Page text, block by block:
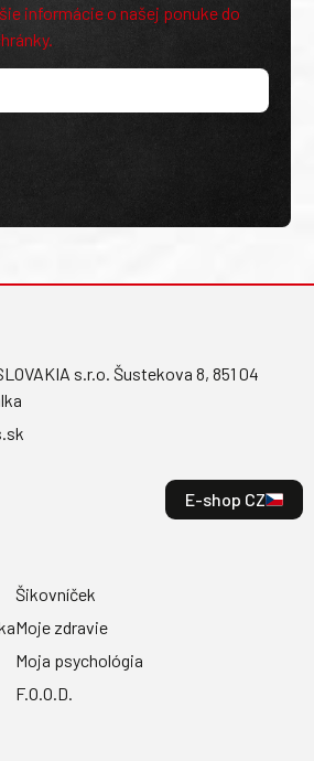
informácie o našej ponuke do
s.r.o. Šustekova 8, 851 04
E-shop CZ
Šikovníček
Moje zdravie
Moja psychológia
F.O.O.D.